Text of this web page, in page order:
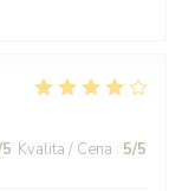
Kvalita / Cena : 5/5